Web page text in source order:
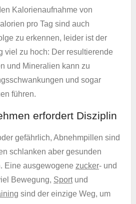
Kalorienaufnahme von
pro Tag sind auch
zu erkennen, leider ist der
viel zu hoch: Der resultierende
und Mineralien kann zu
und sogar
führen.
erfordert Disziplin
gefährlich, Abnehmpillen sind
schlanken aber gesunden
Eine ausgewogene zucker- und
Bewegung, Sportund
sind der einzige Weg, um